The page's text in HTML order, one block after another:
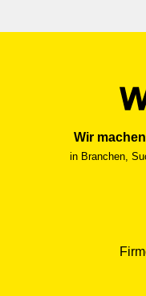
Wir
in Branchen,